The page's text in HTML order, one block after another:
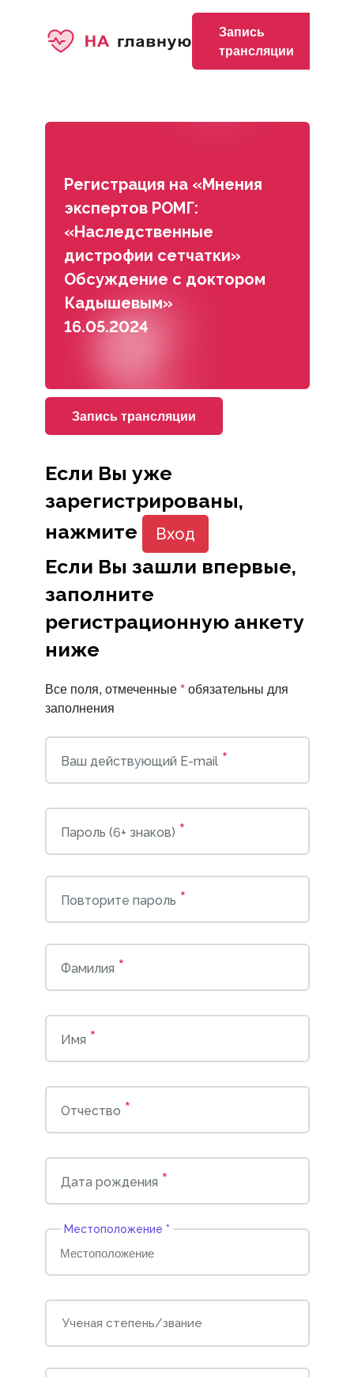
Запись
трансляции
Регистрация на «Мнения
экспертов РОМГ:
«Наследственные
дистрофии сетчатки»
Обсуждение с доктором
Кадышевым»
16.05.2024
Запись трансляции
Если Вы уже
зарегистрированы,
нажмите
Вход
Если Вы зашли впервые,
заполните
регистрационную анкету
ниже
Все поля, отмеченные*обязательны для
заполнения
Ваш действующий E-mail *
Пароль (6+ знаков) *
Повторите пароль *
Фамилия *
Имя *
Отчество *
Дата рождения *
Местоположение *